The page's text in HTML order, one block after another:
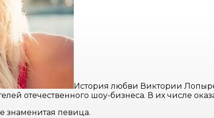
История любви Виктории
отечественного шоу-бизнеса. В их числе
знаменитая певица.